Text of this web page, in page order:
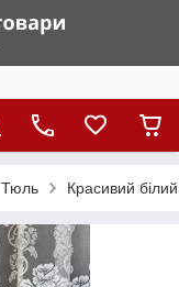
Тюль Красивий